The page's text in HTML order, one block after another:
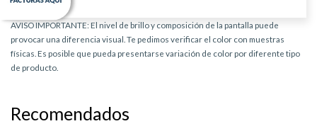
AVISO IMPORTANTE: El nivel de brillo y composición de la pantalla puede
provocar una diferencia visual. Te pedimos verificar el color con muestras
físicas. Es posible que pueda presentarse variación de color por diferente tipo
de producto.
Recomendados